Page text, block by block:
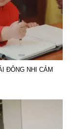
ĐÔNG NHI CẢM